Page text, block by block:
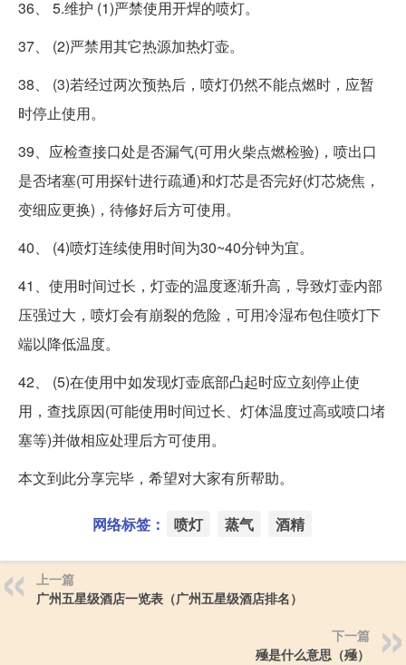
36、 5.维护 (1)严禁使用开焊的喷灯。
37、 (2)严禁用其它热源加热灯壶。
38、 (3)若经过两次预热后，喷灯仍然不能点燃时，应暂
时停止使用。
39、应检查接口处是否漏气(可用火柴点燃检验)，喷出口
是否堵塞(可用探针进行疏通)和灯芯是否完好(灯芯烧焦，
变细应更换)，待修好后方可使用。
40、 (4)喷灯连续使用时间为30~40分钟为宜。
41、使用时间过长，灯壶的温度逐渐升高，导致灯壶内部
压强过大，喷灯会有崩裂的危险，可用冷湿布包住喷灯下
端以降低温度。
42、 (5)在使用中如发现灯壶底部凸起时应立刻停止使
用，查找原因(可能使用时间过长、灯体温度过高或喷口堵
塞等)并做相应处理后方可使用。
本文到此分享完毕，希望对大家有所帮助。
网络标签： 喷灯 蒸气 酒精
上一篇
广州五星级酒店一览表（广州五星级酒店排名）
下一篇
殛是什么意思（殛）